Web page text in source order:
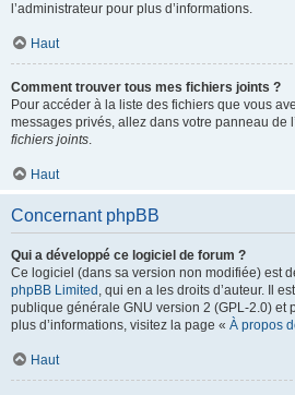
l’administrateur pour plus d’informations.
Haut
Comment trouver tous mes fichiers joints ?
Pour accéder à la liste des fichiers que vous
messages privés, allez dans votre panneau de
fichiers joints.
Haut
Concernant phpBB
Qui a développé ce logiciel de forum ?
Ce logiciel (dans sa version non modifiée) est
phpBB Limited , qui en a les droits d’auteur. Il
publique générale GNU version 2 (GPL-2.0) et
plus d’informations, visitez la page « À propos
Haut